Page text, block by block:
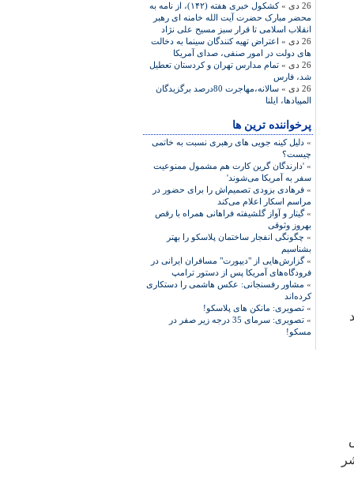
26 دی »
کشکول خبری هفته (۱۴۲)، از نامه به
محضر مبارک حضرت آيت الله خامنه ای رهبر
انقلاب اسلامی تا قرار سبز مسیح علی نژاد
26 دی »
اعتراض تهیه کنندگان سینما به دخالت
های دولت در امور صنفی، صدای آمریکا
26 دی »
تمام مدارس تهران و كردستان تعطیل
شد، فارس
26 دی »
سالانه،مهاجرت 80درصد برگزیدگان
المپیادها، ایلنا
پرخواننده ترین ها
» دلیل کینه جویی های رهبری نسبت به خاتمی
چیست؟
» 'دارندگان گرین کارت هم مشمول ممنوعیت
سفر به آمریکا می‌شوند'
» فرهادی بزودی تصمیم‌اش را برای حضور در
مراسم اسکار اعلام می‌کند
»گیتار و آواز گلشیفته فراهانی همراه با رقص
بهروز وثوقی
» چگونگی انفجار ساختمان پلاسکو را بهتر
بشناسیم
»گزارش‌هایی از "دیپورت" مسافران ایرانی در
فرودگاه‌های آمریکا پس از دستور ترامپ
» مشاور رفسنجانی: عکس هاشمی را دستکاری
کرده‌اند
» تصویری: مانکن های پلاسکو!
»
تصویری: سرمای 35 درجه زیر صفر در
مسکو!